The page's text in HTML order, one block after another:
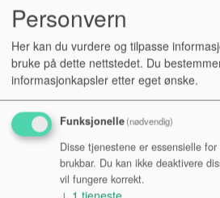
PLUGG,
HAN, STEREO TIL
HUN, STEREO,
HODETELEFON
Personvern
Her kan du vurdere og tilpasse
bruke på dette nettstedet. Du
informasjonkapsler etter eget ønske.
Funksjonelle(nødvendig)
Disse tjenestene er essensielle
brukbar. Du kan ikke deaktivere
vil fungere korrekt.